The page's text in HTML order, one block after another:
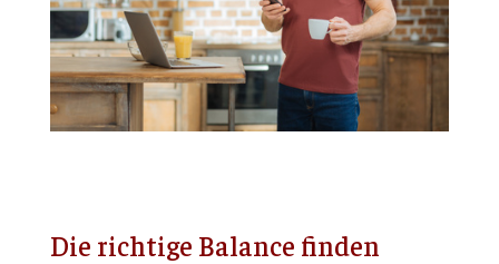
Die richtige Balance finden